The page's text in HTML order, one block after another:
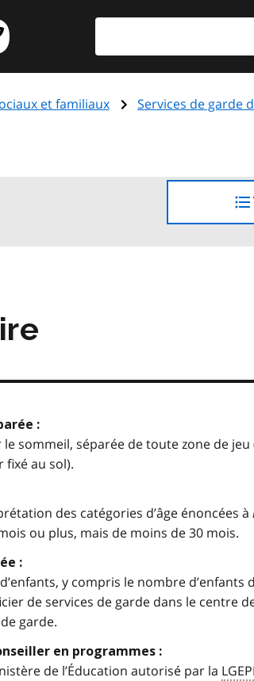
et familiaux Services de garde
:
sommeil, séparée de toute zone de jeu
fixé au sol).
des catégories d’âge énoncées à
ou plus, mais de moins de 30 mois.
:
y compris le nombre d’enfants
de services de garde dans le centre
garde.
en programmes :
de l’Éducation autorisé par la